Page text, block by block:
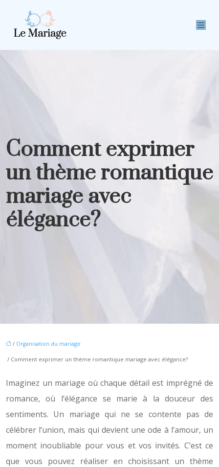
Comment exprimer
un thème romantique
mariage avec
élégance?
/ Organisation du mariage
/ Comment exprimer un thème romantique mariage avec élégance?
Imaginez un mariage où chaque détail est imprégné de
romance, où l’élégance se marie à la douceur des
sentiments. Un mariage qui ne se contente pas de
célébrer l’union, mais qui devient une ode à l’amour, un
moment inoubliable pour vous et vos invités. C’est ce
que vous pouvez réaliser en choisissant un thème